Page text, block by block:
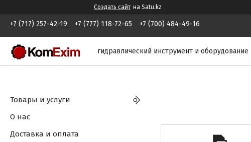
Создать сайт на Satu.kz
+7 (717) 257-42-19 +7 (777) 118-72-65 +7 (700) 484-49-16
гидравлический инструмент и оборудование
Товары и услуги
О нас
Доставка и оплата